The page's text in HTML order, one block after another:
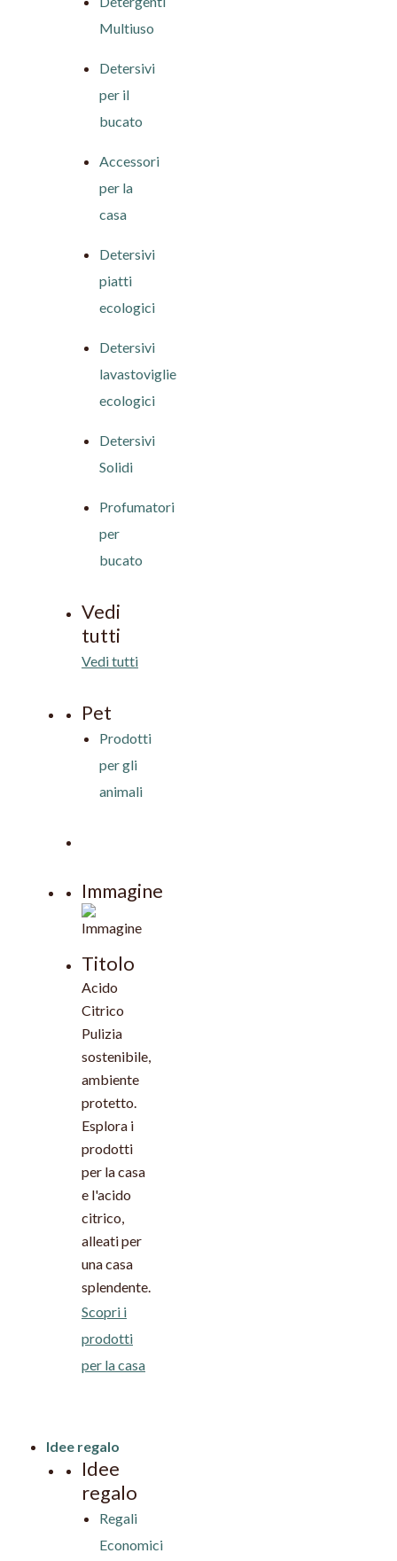
Multiuso
Detersivi
per il
bucato
Accessori
per la
casa
Detersivi
piatti
ecologici
Detersivi
lavastoviglie
ecologici
Detersivi
Solidi
Profumatori
per
bucato
Vedi
tutti
Vedi tutti
Pet
Prodotti
per gli
animali
Immagine
Titolo
Acido
Citrico
Pulizia
sostenibile,
ambiente
protetto.
Esplora i
prodotti
per la casa
e l'acido
citrico,
alleati per
una casa
splendente.
Scopri i
prodotti
per la casa
Idee regalo
Idee
regalo
Regali
Economici